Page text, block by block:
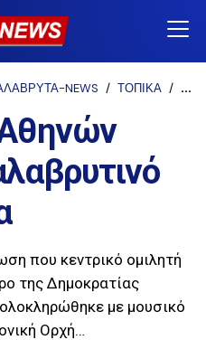
NEWS ΤΟΠΙΚΑ
που κεντρικό ομιλητή
της Δημοκρατίας
με μουσικό
Ορχή…